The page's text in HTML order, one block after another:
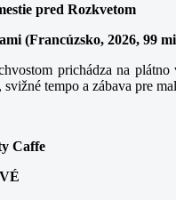
pred Rozkvetom
(Francúzsko, 2026, 99
prichádza na
tempo a zábava pre
Caffe